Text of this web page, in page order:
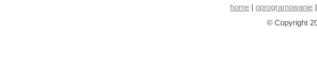
home |oprogramowanie
© Copyright